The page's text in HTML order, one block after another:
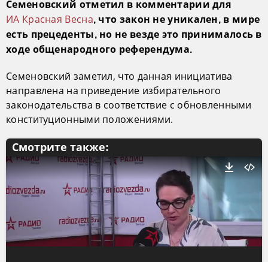
Семеновский отметил в комментарии для
ИА Красная Весна, что закон не уникален, в мире
есть прецеденты, но не везде это принималось в
ходе общенародного референдума.
Семеновский заметил, что данная инициатива
направлена на приведение избирательного
законодательства в соответствие с обновленными
конституционными положениями.
Смотрите также: